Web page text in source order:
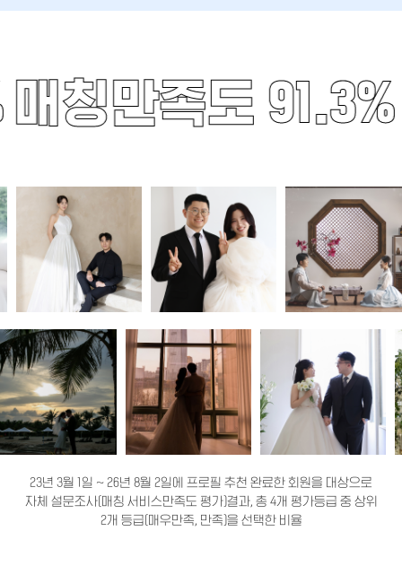
매칭만족도 91.3%
23년 3월 1일 ~ 26년 8월 2일에 프로필 추천 완료한 회원을 대상으로
자체 설문조사(매칭 서비스만족도 평가)결과, 총 4개 평가등급 중 상위
2개 등급(매우만족, 만족)을 선택한 비율